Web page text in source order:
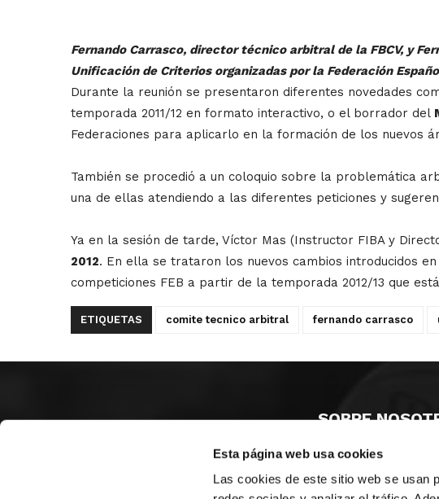
Esta página web usa cookies
Las cookies de este sitio web se usan
Fernando Carrasco, director técnico arbitral de la FBCV, y
Unificación de Criterios organizadas por la Federación
Durante la reunión se presentaron diferentes novedades
temporada 2011/12 en formato interactivo, o el borrador del
Federaciones para aplicarlo en la formación de los nuevos
También se procedió a un coloquio sobre la problemática
una de ellas atendiendo a las diferentes peticiones y
Ya en la sesión de tarde, Víctor Mas (Instructor FIBA y
2012. En ella se trataron los nuevos cambios introducidos
competiciones FEB a partir de la temporada 2012/13 que
ETIQUETAS comite tecnico arbitral fernando carrasco
SOBRE
CASTELLON
VALENCIA
ALICANTE
CIUDAD